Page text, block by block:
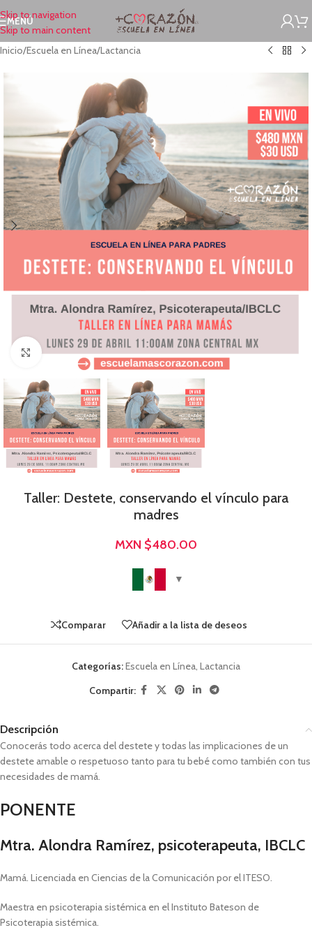
Skip to navigation
Skip to main content
MENÚ
Inicio/Escuela en Línea/Lactancia
Click para agrandar
Taller: Destete, conservando el vínculo para
madres
MXN $480.00
Comparar Añadir a la lista de deseos
Categorías:Escuela en Línea, Lactancia
Compartir:
Descripción
Conocerás todo acerca del destete y todas las implicaciones de un
destete amable o respetuoso tanto para tu bebé como también con tus
necesidades de mamá.
PONENTE
Mtra. Alondra Ramírez, psicoterapeuta, IBCLC
Mamá. Licenciada en Ciencias de la Comunicación por el ITESO.
Maestra en psicoterapia sistémica en el Instituto Bateson de
Psicoterapia sistémica.